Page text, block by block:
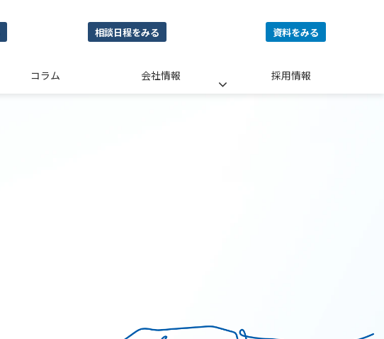
相談日程をみる 資料をみる
コラム 会社情報 採用情報